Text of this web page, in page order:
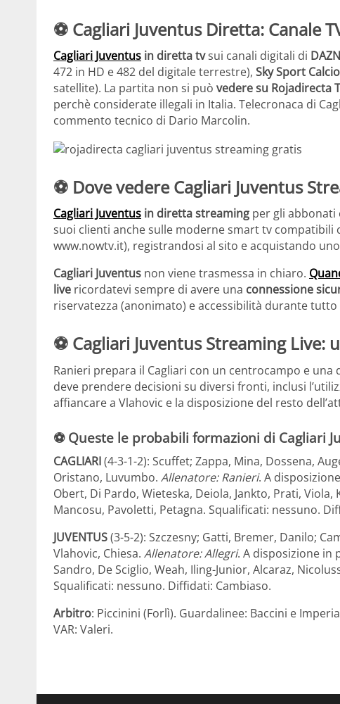
⚽ Cagliari JuventusDiretta: Canale
Cagliari Juventus in diretta tvsui canali digitali di DAZN
472 in HD e 482 del digitale terrestre), Sky Sport Calcio
satellite). La partita non si può vedere su Rojadirecta
perchè considerate illegali in Italia. Telecronaca di
commento tecnico di Dario Marcolin.
⚽ Dove vedereCagliari Juventus
Cagliari Juventus in diretta streaming per gli abbonati
suoi clienti anche sulle moderne smart tv compatibili
www.nowtv.it), registrandosi al sito e acquistando
Cagliari Juventus non viene trasmessa in chiaro.
live ricordatevi sempre di avere una connessione
riservatezza (anonimato) e accessibilità durante tutto
⚽ Cagliari Juventus Streaming
Ranieri prepara il Cagliari con un centrocampo e una
deve prendere decisioni su diversi fronti, inclusi
affiancare a Vlahovic e la disposizione del resto
⚽ Queste le probabili formazioni di Cagliari
CAGLIARI(4-3-1-2): Scuffet; Zappa, Mina, Dossena,
Oristano, Luvumbo. Allenatore: Ranieri. A
Obert, Di Pardo, Wieteska, Deiola, Jankto, Prati,
Mancosu, Pavoletti, Petagna. Squalificati: nessuno.
JUVENTUS(3-5-2): Szczesny; Gatti, Bremer, Danilo;
Vlahovic, Chiesa. Allenatore: Allegri. A disposizione in
Sandro, De Sciglio, Weah, Iling-Junior, Alcaraz,
Squalificati: nessuno. Diffidati: Cambiaso.
Arbitro: Piccinini (Forlì). Guardalinee: Baccini e
VAR: Valeri.